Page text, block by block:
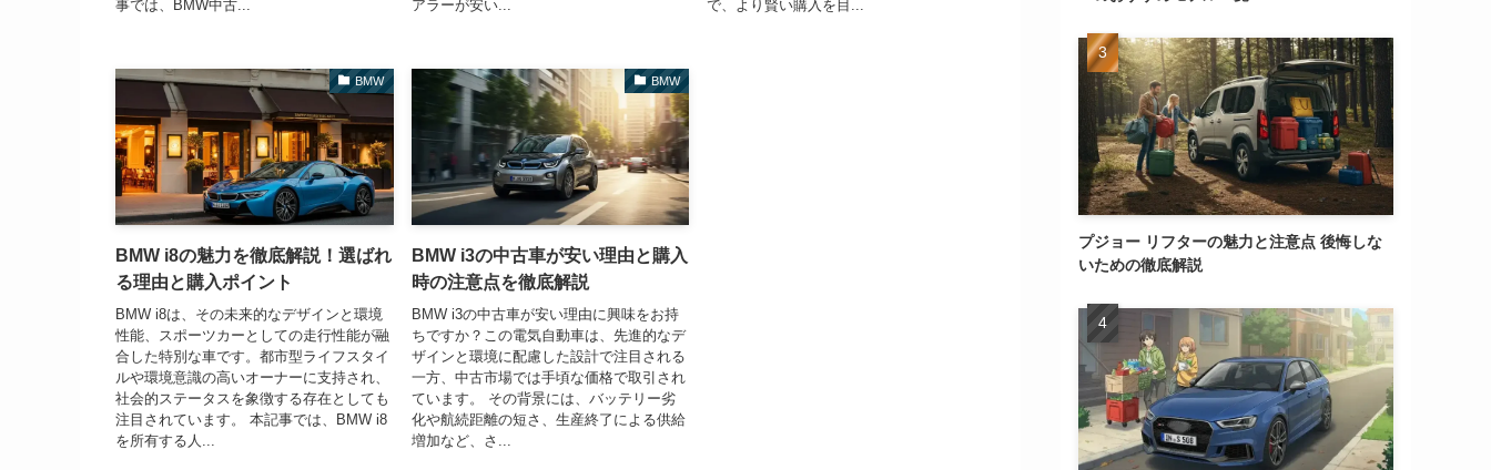
事では、BMW中古...
アラーが安い...
で、より賢い購入を目...
BMW
BMW i8の魅力を徹底解説！選ばれ
る理由と購入ポイント
BMW i8は、その未来的なデザインと環境
性能、スポーツカーとしての走行性能が融
合した特別な車です。都市型ライフスタイ
ルや環境意識の高いオーナーに支持され、
社会的ステータスを象徴する存在としても
注目されています。 本記事では、BMW i8
を所有する人...
BMW
BMW i3の中古車が安い理由と購入
時の注意点を徹底解説
BMW i3の中古車が安い理由に興味をお持
ちですか？この電気自動車は、先進的なデ
ザインと環境に配慮した設計で注目される
一方、中古市場では手頃な価格で取引され
ています。 その背景には、バッテリー劣
化や航続距離の短さ、生産終了による供給
増加など、さ...
プジョー リフターの魅力と注意点 後悔しな
いための徹底解説